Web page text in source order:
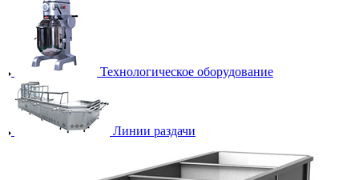
Технологическое оборудование
Линии раздачи